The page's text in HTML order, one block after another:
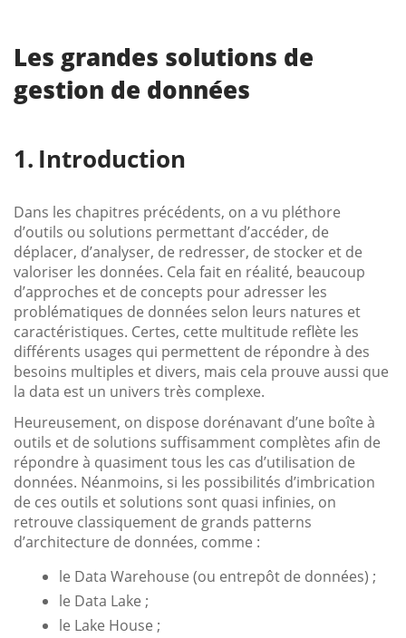
Les grandes solutions de
gestion de données
Introduction
Dans les chapitres précédents, on a vu pléthore
d’outils ou solutions permettant d’accéder, de
déplacer, d’analyser, de redresser, de stocker et de
valoriser les données. Cela fait en réalité, beaucoup
d’approches et de concepts pour adresser les
problématiques de données selon leurs natures et
caractéristiques. Certes, cette multitude reflète les
différents usages qui permettent de répondre à des
besoins multiples et divers, mais cela prouve aussi que
la data est un univers très complexe.
Heureusement, on dispose dorénavant d’une boîte à
outils et de solutions suffisamment complètes afin de
répondre à quasiment tous les cas d’utilisation de
données. Néanmoins, si les possibilités d’imbrication
de ces outils et solutions sont quasi infinies, on
retrouve classiquement de grands patterns
d’architecture de données, comme :
le Data Warehouse (ou entrepôt de données) ;
le Data Lake ;
le Lake House ;